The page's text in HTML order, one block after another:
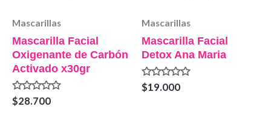
Mascarillas
Mascarilla Facial
Oxigenante de Carbón
Activado x30gr
Valorado
en
$28.700
Mascarillas
Mascarilla Facial
Detox Ana Maria
Valorado
en
$19.000